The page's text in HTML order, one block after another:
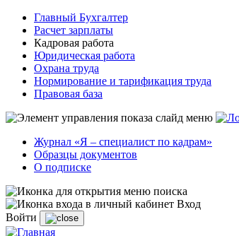
Главный Бухгалтер
Расчет зарплаты
Кадровая работа
Юридическая работа
Охрана труда
Нормирование и тарификация труда
Правовая база
Журнал «Я – специалист по кадрам»
Образцы документов
О подписке
Вход
Войти